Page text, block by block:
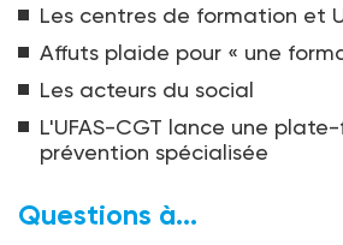
Les centres de formation et
Affuts plaide pour « une
Les acteurs du social
L'UFAS-CGT lance une
prévention spécialisée
Questions à...